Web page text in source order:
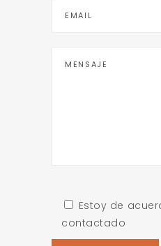
Estoy de
contactado